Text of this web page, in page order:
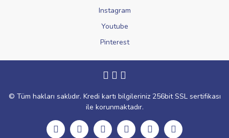
Instagram
Youtube
Pinterest
© Tüm hakları saklıdır. Kredi kartı bilgileriniz 256bit SSL sertifikası
ile korunmaktadır.